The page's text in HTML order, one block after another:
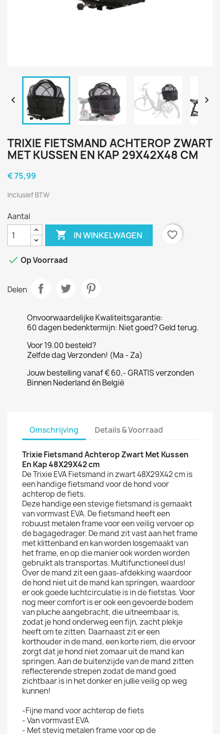
 
TRIXIE FIETSMAND ACHTEROP ZWART
MET KUSSEN EN KAP 29X42X48 CM
€ 75,99
Inclusief BTW
Aantal
 IN WINKELWAGEN favorite_border
 Op Voorraad
Delen
Onvoorwaardelijke Kwaliteitsgarantie:
60 dagen bedenktermijn: Niet goed? Geld terug.
Voor 19.00 besteld?
Zelfde dag Verzonden! (Ma - Za)
Jouw bestelling vanaf € 60,- GRATIS verzonden
Binnen Nederland én België
Omschrijving Details & Voorraad
Trixie Fietsmand Achterop Zwart Met Kussen
En Kap 48X29X42 cm
De Trixie EVA Fietsmand in zwart 48X29X42 cm is
een handige fietsmand voor de hond voor
achterop de fiets.
Deze handige een stevige fietsmand is gemaakt
van vormvast EVA. De fietsmand heeft een
robuust metalen frame voor een veilig vervoer op
de bagagedrager. De mand zit vast aan het frame
met klittenband en kan worden losgemaakt van
het frame, en op die manier ook worden worden
gebruikt als transportas. Multifunctioneel dus!
Over de mand zit een gaas-afdekking waardoor
de hond niet uit de mand kan springen, waardoor
er ook goede luchtcirculatie is in de fietstas. Voor
nog meer comfort is er ook een gevoerde bodem
van pluche aangebracht, die uitneembaar is,
zodat je hond onderweg een fijn, zacht plekje
heeft om te zitten. Daarnaast zit er een
korthouder in de mand, een korte riem, die ervoor
zorgt dat je hond niet zomaar uit de mand kan
springen. Aan de buitenzijde van de mand zitten
reflecterende strepen zodat de mand goed
zichtbaar is in het donker en jullie veilig op weg
kunnen!
-Fijne mand voor achterop de fiets
- Van vormvast EVA
- Met stevig metalen frame voor op de